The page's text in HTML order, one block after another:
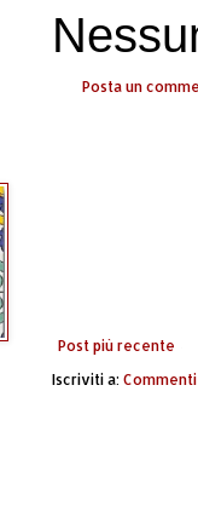
Posta un
Post più recente
Iscriviti a: